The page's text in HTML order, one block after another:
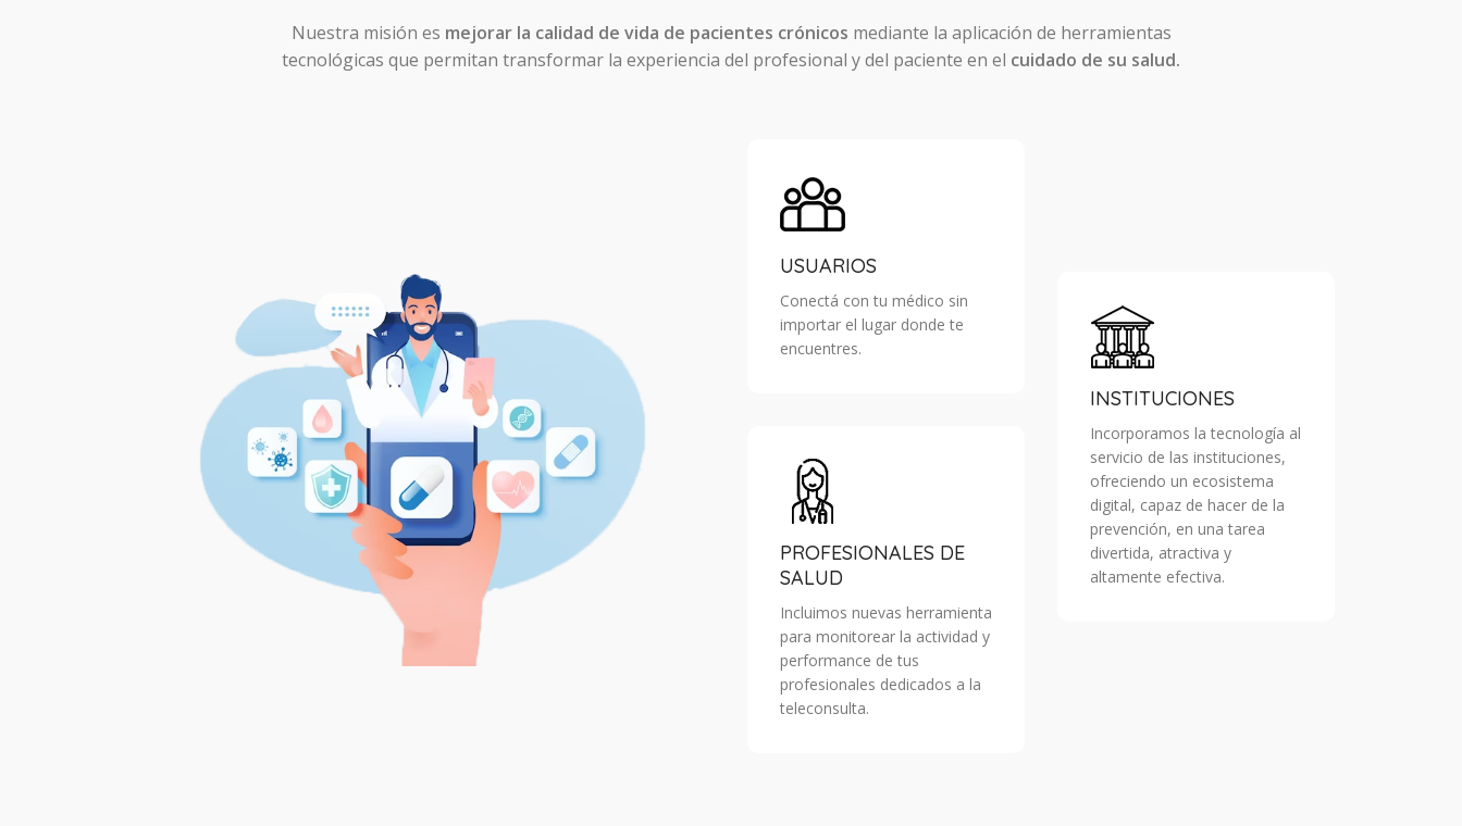
Nuestra misión es mejorar la calidad de vida de pacientes crónicos mediante la aplicación de herramientas
tecnológicas que permitan transformar la experiencia del profesional y del paciente en el cuidado de su salud.
USUARIOS
Conectá con tu médico sin
importar el lugar donde te
encuentres.
PROFESIONALES DE
SALUD
Incluimos nuevas herramienta
para monitorear la actividad y
performance de tus
profesionales dedicados a la
teleconsulta.
INSTITUCIONES
Incorporamos la tecnología al
servicio de las instituciones,
ofreciendo un ecosistema
digital, capaz de hacer de la
prevención, en una tarea
divertida, atractiva y
altamente efectiva.